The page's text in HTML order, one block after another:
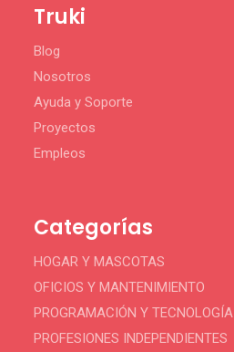
Truki
Blog
Nosotros
Ayuda y Soporte
Proyectos
Empleos
Categorías
HOGAR Y MASCOTAS
OFICIOS Y MANTENIMIENTO
PROGRAMACIÓN Y TECNOLOGÍA
PROFESIONES INDEPENDIENTES